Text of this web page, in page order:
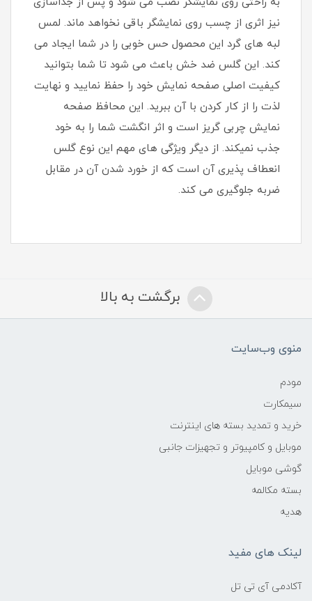
نیز اثری از چسب روی نمایشگر باقی نخواهد ماند. لمس
لبه های گرد این محصول حس خوبی را در شما ایجاد می
کند. این گلس ضد خش باعث می شود تا شما بتوانید
کیفیت اصلی صفحه نمایش خود را حفظ نمایید و نهایت
لذت را از کار کردن با آن ببرید. این محافظ صفحه
نمایش چربی گریز است و اثر انگشت شما را به خود
جذب نمیکند. از دیگر ویژگی های مهم این نوع گلس
انعطاف پذیری آن است که از خورد شدن آن در مقابل
ضربه جلوگیری می کند.
برگشت به بالا
منوی وب‌سایت
مودم
سیمکارت
خرید و تمدید بسته های اینترنت
موبایل و کامپیوتر و تجهیزات جانبی
گوشی موبایل
بسته مکالمه
هدیه
لینک های مفید
آکادمی آی تی تل